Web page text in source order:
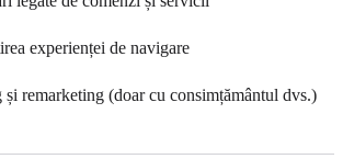
experienței de navigare
remarketing (doar cu consimțământul dvs.)